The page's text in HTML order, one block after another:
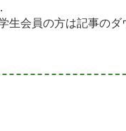
生会員の方は記事のダ